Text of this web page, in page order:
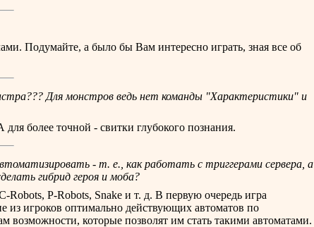
Подумайте, а было бы Вам интересно играть, зная все об
Для монстров ведь нет команды "Характеристики" и
более точной - свитки глубокого познания.
- т. е., как работать с триггерами сервера, а
гибрид героя и моба?
Robots, P-Robots, Snake и т. д. В первую очередь игра
из игроков оптимально действующих автоматов по
которые позволят им стать такими автоматами.